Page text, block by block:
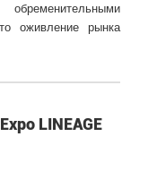
оживление рынка
LINEAGE